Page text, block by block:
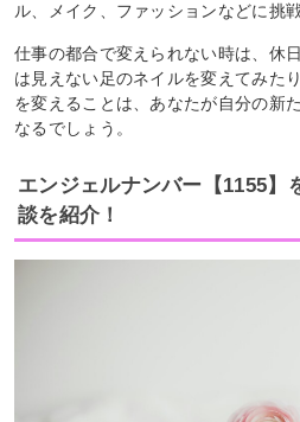
ル、メイク、ファッションなどに挑
仕事の都合で変えられない時は、休
は見えない足のネイルを変えてみた
を変えることは、あなたが自分の新
なるでしょう。
エンジェルナンバー【1155】
談を紹介！